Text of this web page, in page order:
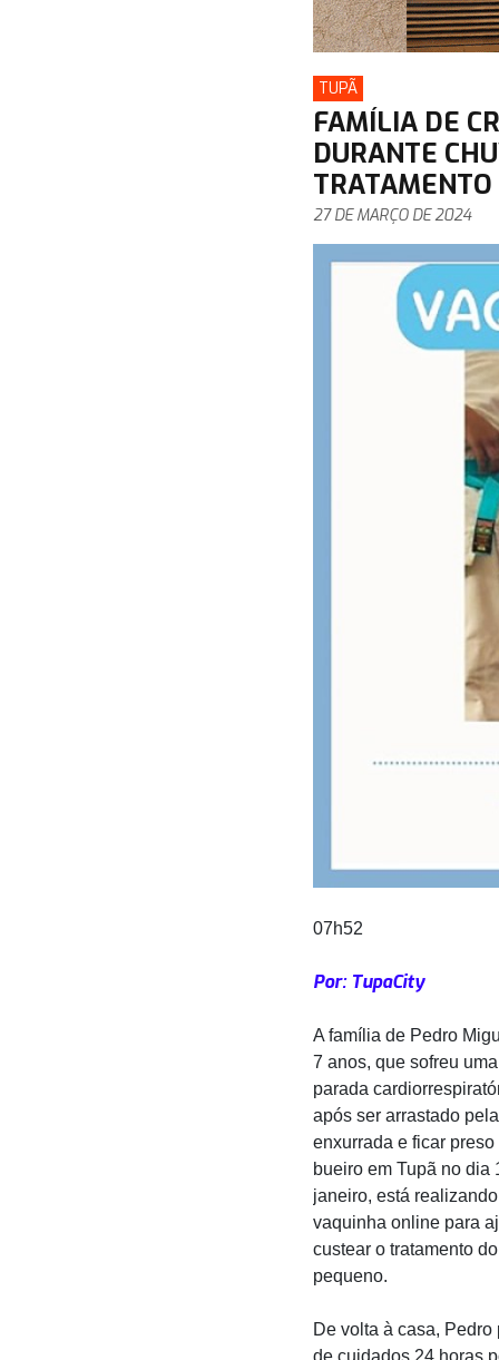
TUPÃ
FAMÍLIA DE
DURANTE
TRATAMENTO
27 DE MARÇO DE 2024
07h52
Por: TupaCity
A família de Pedro
7 anos, que sofreu uma
parada
após ser arrastado pela
enxurrada e ficar preso
bueiro em Tupã no dia
janeiro, está
vaquinha online para
custear o tratamento do
pequeno.
De volta à casa, Pedro
de cuidados 24 horas